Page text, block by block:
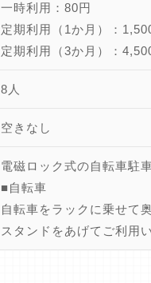
一時利用：80円
定期利用（1か月）：
定期利用（3か月）：
8人
空きなし
電磁ロック式の自転車駐
■自転車
自転車をラックに乗せて
スタンドをあげてご利用